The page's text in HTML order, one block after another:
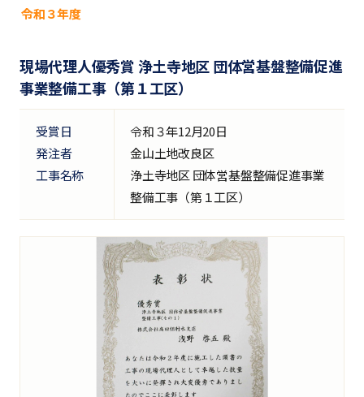
令和３年度
現場代理人優秀賞 浄土寺地区 団体営基盤整備促進
事業整備工事（第１工区）
受賞日
令和３年12月20日
発注者
金山土地改良区
工事名称
浄土寺地区 団体営基盤整備促進事業
整備工事（第１工区）